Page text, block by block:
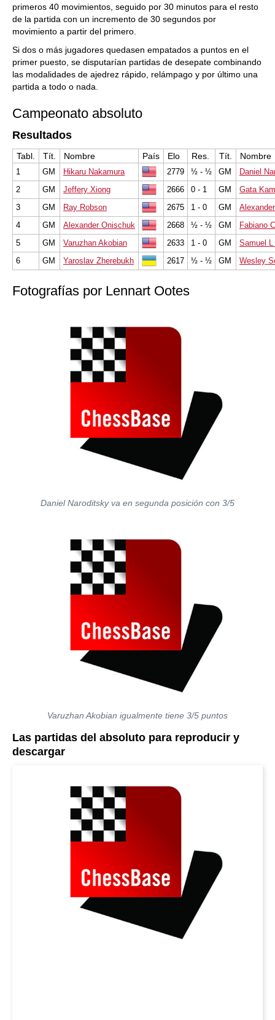
primeros 40 movimientos, seguido por 30 minutos para el resto
de la partida con un incremento de 30 segundos por
movimiento a partir del primero.
Si dos o más jugadores quedasen empatados a puntos en el
primer puesto, se disputarían partidas de desepate combinando
las modalidades de ajedrez rápido, relámpago y por último una
partida a todo o nada.
Campeonato absoluto
Resultados
Tabl. Tít. Nombre País Elo Res. Tít. Nombre
1 GM Hikaru Nakamura 2779 ½ - ½ GM
Daniel
2
GM Jeffery Xiong 2666 0 - 1 GM
Gata
3
GM Ray Robson 2675 1 - 0 GM
4
GM Alexander Onischuk 2668 ½ - ½ GM
Fabiano
5
GM Varuzhan Akobian 2633 1 - 0 GM
Samuel
6
GM Yaroslav Zherebukh 2617 ½ - ½ GM Wesley
Fotografías por Lennart Ootes
Daniel Naroditsky va en segunda posición con 3/5
Varuzhan Akobian igualmente tiene 3/5 puntos
Las partidas del absoluto para reproducir y
descargar